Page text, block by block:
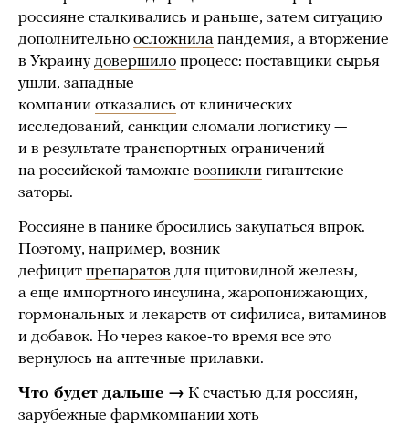
россияне сталкивались и раньше, затем ситуацию
дополнительно осложнила пандемия, а вторжение
в Украинудовершило процесс: поставщики сырья
ушли, западные
компании отказались от клинических
исследований, санкции сломали логистику —
и в результате транспортных ограничений
на российской таможне возникли гигантские
заторы.
Россияне в панике бросились закупаться впрок.
Поэтому, например, возник
дефицит препаратов для щитовидной железы,
а еще импортного инсулина, жаропонижающих,
гормональных и лекарств от сифилиса, витаминов
и добавок. Но через какое-то время все это
вернулось на аптечные прилавки.
Что будет дальше → К счастью для россиян,
зарубежные фармкомпании хоть